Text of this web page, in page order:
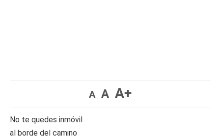
A A A+
No te quedes inmóvil
al borde del camino